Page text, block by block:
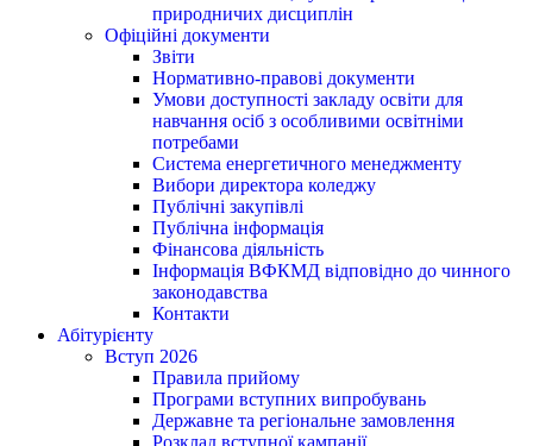
природничих дисциплін
Офіційні документи
Звіти
Нормативно-правові документи
Умови доступності закладу освіти для
навчання осіб з особливими освітніми
потребами
Система енергетичного менеджменту
Вибори директора коледжу
Публічні закупівлі
Публічна інформація
Фінансова діяльність
Інформація ВФКМД відповідно до чинного
законодавства
Контакти
Абітурієнту
Вступ 2026
Правила прийому
Програми вступних випробувань
Державне та регіональне замовлення
Розклад вступної кампанії